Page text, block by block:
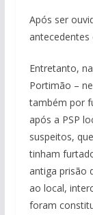
Após ser
antecedentes
Entretanto,
Portimão –
também por
após a PSP
suspeitos,
tinham
antiga prisão
ao local,
foram